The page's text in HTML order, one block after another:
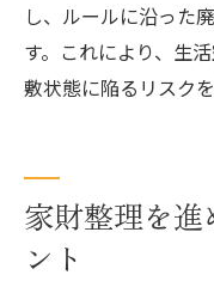
し、ルールに沿った
す。これにより、生
敷状態に陥るリスクを
家財整理を進
ント